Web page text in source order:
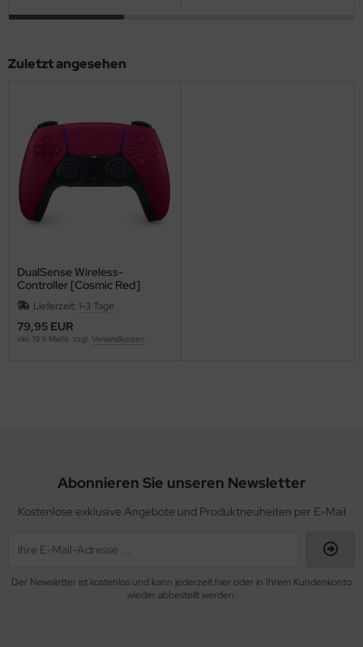
Zuletzt angesehen
DualSense Wireless-
Controller [Cosmic Red]
{PlayStation 5}
Lieferzeit: 1-3 Tage
79,95 EUR
inkl. 19 % MwSt. zzgl. Versandkosten
Abonnieren Sie unseren Newsletter
Kostenlose exklusive Angebote und Produktneuheiten per E-Mail
Der Newsletter ist kostenlos und kann jederzeit hier oder in Ihrem Kundenkonto
wieder abbestellt werden.